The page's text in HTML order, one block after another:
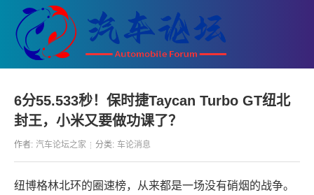
6分55.533秒！保时捷Taycan Turbo GT纽北
封王，小米又要做功课了？
作者: 汽车论坛之家 分类: 车论消息
纽博格林北环的圈速榜，从来都是一场没有硝烟的战争。